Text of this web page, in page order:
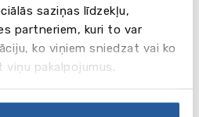
saziņas līdzekļu,
partneriem, kuri to var
ko viņiem sniedzat vai ko
pakalpojumus.
(angļu valodā)
Academy)